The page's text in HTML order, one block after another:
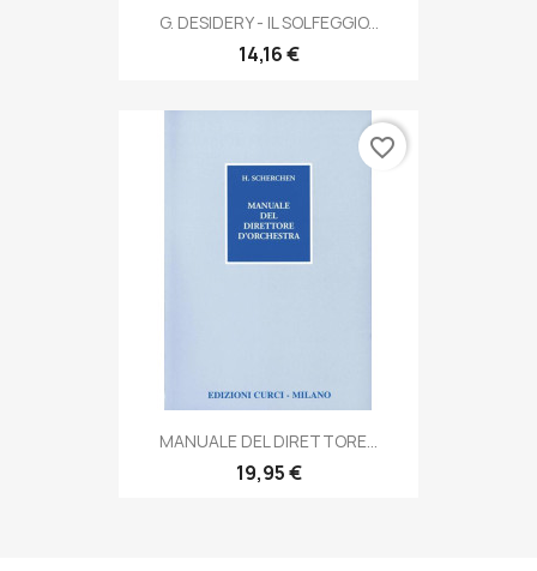
G. DESIDERY - IL SOLFEGGIO...
14,16 €
MANUALE DEL DIRETTORE...
19,95 €
favorite_border